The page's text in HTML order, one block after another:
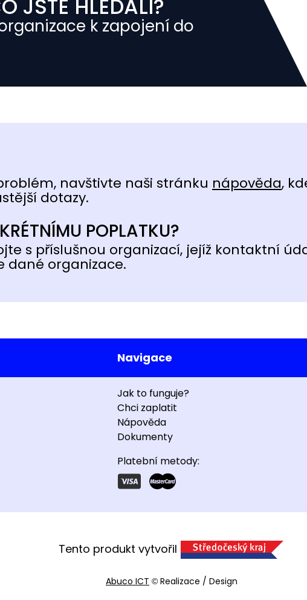
JSTE HLEDALI?
k zapojení do
navštivte naši stránku nápověda,
dotazy.
POPLATKU?
s příslušnou organizací, jejíž kontaktní
dané organizace.
Navigace
Jak to funguje?
Chci zaplatit
Nápověda
Dokumenty
Platební metody:
Tento produkt vytvořil
Abuco ICT © Realizace / Design